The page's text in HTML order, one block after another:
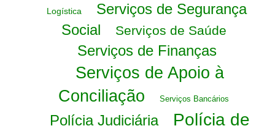
Logística
Serviços de Segurança
Social
Serviços de Saúde
Serviços de Finanças
Serviços de Apoio à
Conciliação
Serviços Bancários
Polícia Judiciária
Polícia de